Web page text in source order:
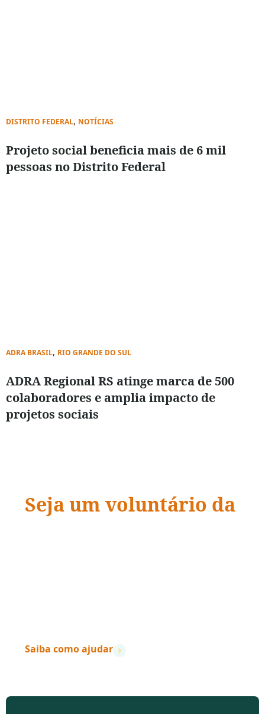
DISTRITO FEDERAL, NOTÍCIAS
Projeto social beneficia mais de 6 mil
pessoas no Distrito Federal
ADRA BRASIL, RIO GRANDE DO SUL
ADRA Regional RS atinge marca de 500
colaboradores e amplia impacto de
projetos sociais
Seja um voluntário da
Saiba como ajudar